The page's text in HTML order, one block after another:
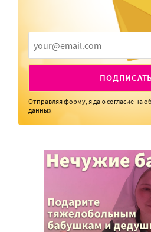
Отправляя форму, я даюсогласие на
данных